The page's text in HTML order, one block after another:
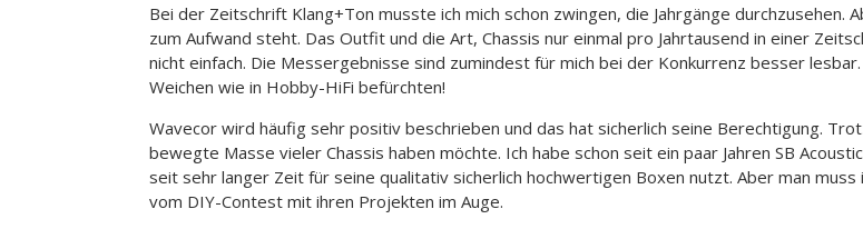
Bei der Zeitschrift Klang+Ton musste ich mich schon zwingen, die Jahrgänge durchzusehen.
zum Aufwand steht. Das Outfit und die Art, Chassis nur einmal pro Jahrtausend in einer
nicht einfach. Die Messergebnisse sind zumindest für mich bei der Konkurrenz besser
Weichen wie in Hobby-HiFi befürchten!
Wavecor wird häufig sehr positiv beschrieben und das hat sicherlich seine Berechtigung.
bewegte Masse vieler Chassis haben möchte. Ich habe schon seit ein paar Jahren SB
seit sehr langer Zeit für seine qualitativ sicherlich hochwertigen Boxen nutzt. Aber man
vom DIY-Contest mit ihren Projekten im Auge.